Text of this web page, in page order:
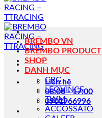
Liên hệ
08:00 - 17:00
0901966996
BREMBO VN
BREMBO PRODUCT
SHOP
DANH MỤC
CRG
LEOVINCE
TWM
ACCOSSATO